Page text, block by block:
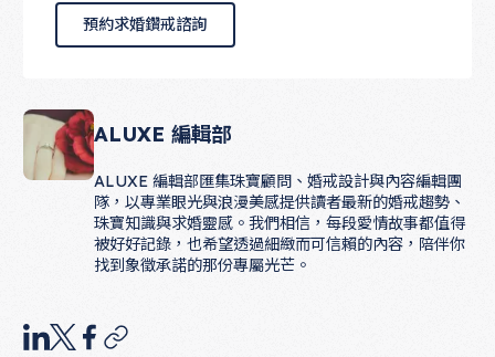
預約求婚鑽戒諮詢
預約求婚鑽戒諮詢
ALUXE 編輯部
ALUXE 編輯部匯集珠寶顧問、婚戒設計與內容編輯團
隊，以專業眼光與浪漫美感提供讀者最新的婚戒趨勢、
珠寶知識與求婚靈感。我們相信，每段愛情故事都值得
被好好記錄，也希望透過細緻而可信賴的內容，陪伴你
找到象徵承諾的那份專屬光芒。